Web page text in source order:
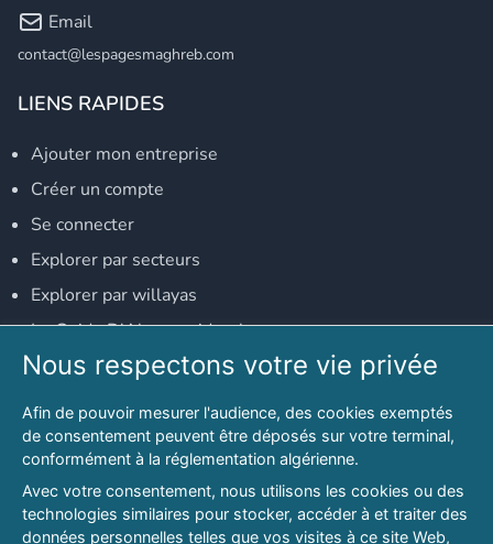
Email
contact@lespagesmaghreb.com
LIENS RAPIDES
Ajouter mon entreprise
Créer un compte
Se connecter
Explorer par secteurs
Explorer par willayas
Le Guide D'Alger, guide-alger.com
NOS RÉSEAUX SOCIAUX
Notre page Facebook
Notre page LinkedIn
Notre page Instagram
Nous respectons votre vie privée
Afin de pouvoir mesurer l'audience, des cookies exemptés
de consentement peuvent être déposés sur votre terminal,
conformément à la réglementation algérienne.
Avec votre consentement, nous utilisons les cookies ou des
technologies similaires pour stocker, accéder à et traiter des
données personnelles telles que vos visites à ce site Web,